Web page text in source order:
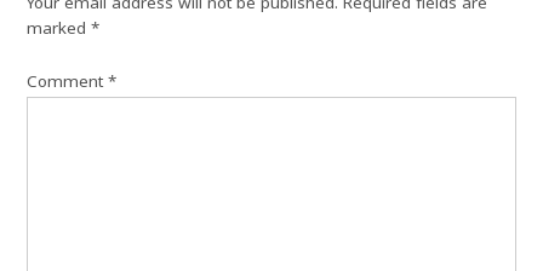
marked*
Comment*